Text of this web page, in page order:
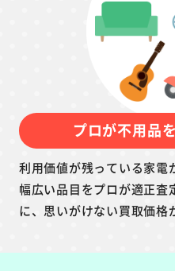
プロが不用品
利用価値が残っている家電
幅広い品目をプロが適正
に、思いがけない買取価格